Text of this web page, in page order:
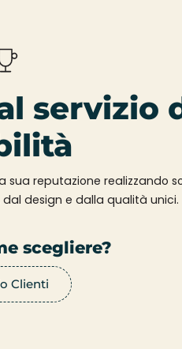
servizio
sua reputazione realizzando
design e dalla qualità unici.
scegliere?
Clienti